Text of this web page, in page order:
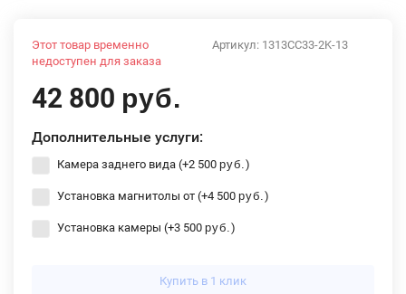
Артикул: 1313CC33-2K-13
Этот товар временно
недоступен для заказа
42 800 руб.
Дополнительные услуги:
Камера заднего вида (+2 500 руб. )
Установка магнитолы от (+4 500 руб. )
Установка камеры (+3 500 руб. )
Купить в 1 клик